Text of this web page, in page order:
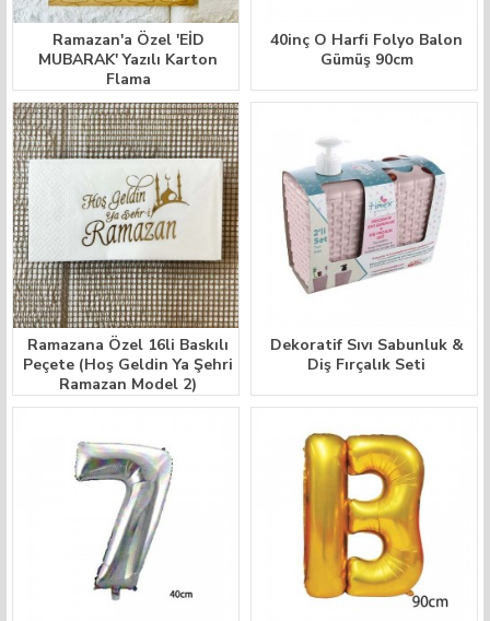
Ramazan'a Özel 'EİD
MUBARAK' Yazılı Karton
Flama
40inç O Harfi Folyo Balon
Gümüş 90cm
Ramazana Özel 16li Baskılı
Peçete (Hoş Geldin Ya Şehri
Ramazan Model 2)
Dekoratif Sıvı Sabunluk &
Diş Fırçalık Seti